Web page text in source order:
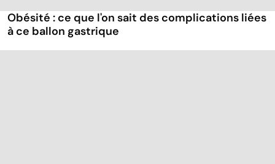
Obésité : ce que l'on sait des complications liées
à ce ballon gastrique